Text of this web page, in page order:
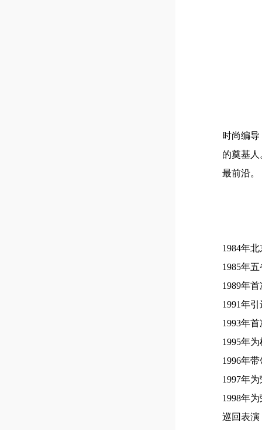
时尚编
的奠基
最前沿。
1984年
1985年
1989年
1991年
1993年
1995年
1996年
1997年
1998年
巡回表演